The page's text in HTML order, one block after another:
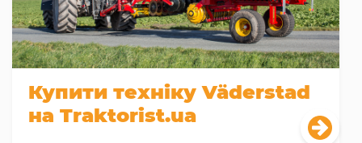
Купити техніку Väderstad
на Traktorist.ua